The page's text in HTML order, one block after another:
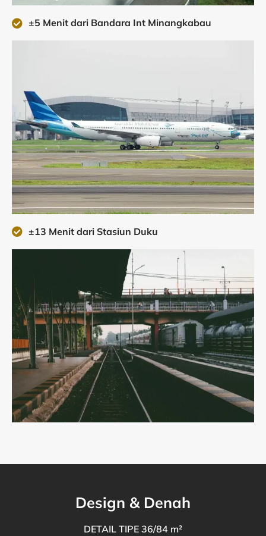
±5 Menit dari Bandara Int Minangkabau
±13 Menit dari Stasiun Duku
Design & Denah
DETAIL TIPE 36/84 m²